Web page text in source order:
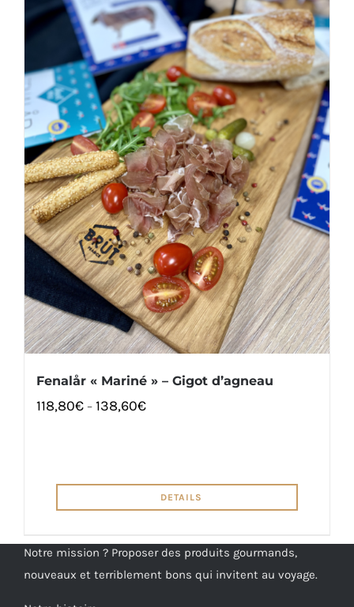
Fenalår « Mariné » – Gigot d’agneau
118,80€ – 138,60€
DETAILS
Notre mission ? Proposer des produits gourmands,
nouveaux et terriblement bons qui invitent au voyage.